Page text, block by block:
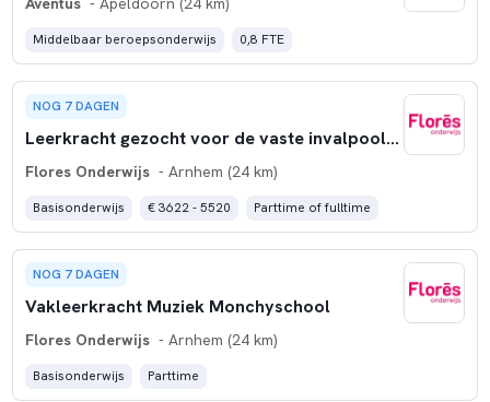
Middelbaar beroepsonderwijs 0,8 FTE
NOG 7 DAGEN
Leerkracht gezocht voor de vaste invalpool van Flores
Flores Onderwijs - Arnhem (24 km)
Basisonderwijs € 3622 - 5520 Parttime of fulltime
NOG 7 DAGEN
Vakleerkracht Muziek Monchyschool
Flores Onderwijs - Arnhem (24 km)
Basisonderwijs Parttime